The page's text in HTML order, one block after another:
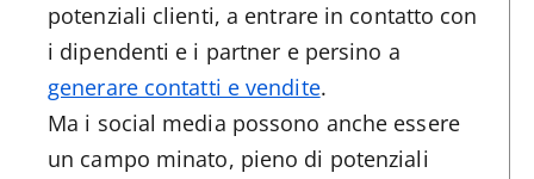
potenziali clienti, a entrare in contatto con
i dipendenti e i partner e persino a
generare contatti e vendite.
Ma i social media possono anche essere
un campo minato, pieno di potenziali